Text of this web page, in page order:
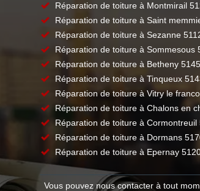
Réparation de toiture à Montmirail
Réparation de toiture à Saint
Réparation de toiture à Sezanne
Réparation de toiture à Sommesous
Réparation de toiture à Betheny
Réparation de toiture à Tinqueux
Réparation de toiture à Vitry le
Réparation de toiture à Chalons en
Réparation de toiture à Cormontreuil
Réparation de toiture à Dormans
Réparation de toiture à Epernay
Vous pouvez nous contacter à tout